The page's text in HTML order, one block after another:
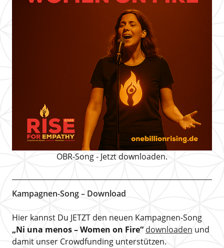
OBR-Song - Jetzt downloaden.
Kampagnen-Song – Download
Hier kannst Du JETZT den neuen Kampagnen-Song
„Ni una menos – Women on Fire“ downloaden und
damit unser Crowdfunding unterstützen.